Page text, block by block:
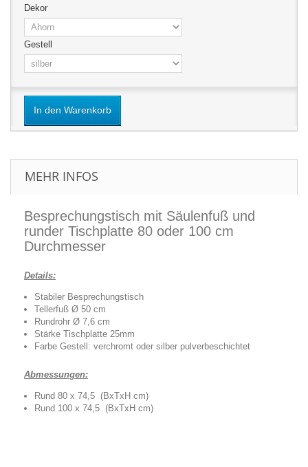
Dekor
Gestell
In den Warenkorb
MEHR INFOS
Besprechungstisch mit Säulenfuß und
runder Tischplatte 80 oder 100 cm
Durchmesser
Details:
Stabiler Besprechungstisch
Tellerfuß Ø 50 cm
Rundrohr Ø 7,6 cm
Stärke Tischplatte 25mm
Farbe Gestell: verchromt oder silber pulverbeschichtet
Abmessungen:
Rund 80 x 74,5 (BxTxH cm)
Rund 100 x 74,5 (BxTxH cm)